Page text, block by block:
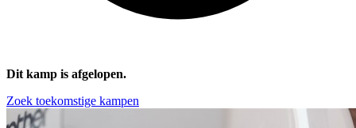
Dit kamp is afgelopen.
Zoek toekomstige kampen